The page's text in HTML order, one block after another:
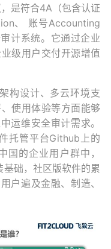
是符合4A（包含认证
、 账号Accounting
计系统。它通过企业
级用户交付开源增值
构设计、多云环境支
使用体验等方面能够
运维安全审计需求。
托管平台Github上的
的企业用户群中，
础，社区版软件的累
户遍及金融、制造、